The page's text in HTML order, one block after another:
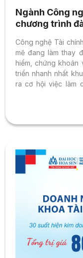
Ngành Công
chương trình
Công nghệ Tài
mẽ đang làm thay
hiểm, chứng
triển nhanh nhất
ra cơ hội việc làm
thể đạt hơn 600 tỷ
cầu nhân lực
tốt nghiệp từ môi